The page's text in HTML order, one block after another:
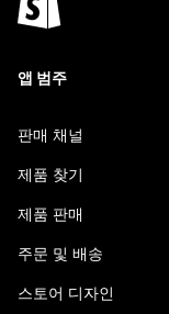
앱 범주
판매 채널
제품 찾기
제품 판매
주문 및 배송
스토어 디자인